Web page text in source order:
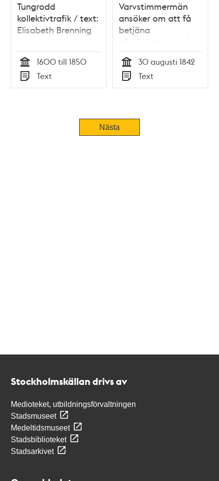
Tungrodd
kollektivtrafik / text:
Elisabeth Brenning
Tid
1600 till 1850
Typ
Text
Varvstimmermän
ansöker om att få
betjäna
allmänheten med
båtskjuts
Tid
30 augusti 1842
Typ
Text
Nästa
Stockholmskällan drivs av
Medioteket, utbildningsförvaltningen
Stadsmuseet
Medeltidsmuseet
Stadsbiblioteket
Stadsarkivet